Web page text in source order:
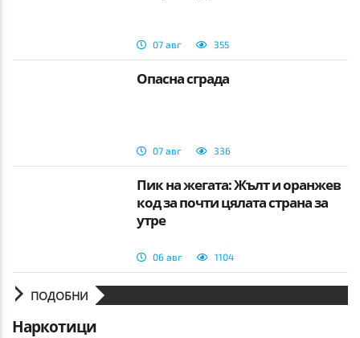
07 авг 355
Опасна сграда
07 авг 336
Пик на жегата: Жълт и оранжев
код за почти цялата страна за
утре
06 авг 1104
ПОДОБНИ
Наркотици